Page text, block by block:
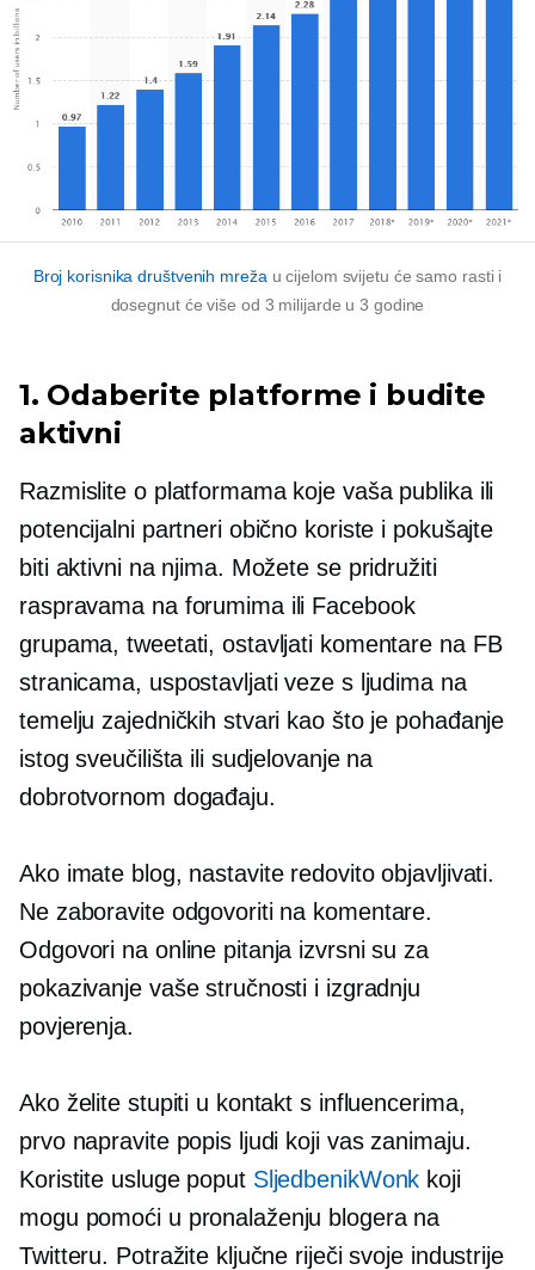
Broj korisnika društvenih mreža u cijelom svijetu će samo rasti i
dosegnut će više od 3 milijarde u 3 godine
1. Odaberite platforme i budite
aktivni
Razmislite o platformama koje vaša publika ili
potencijalni partneri obično koriste i pokušajte
biti aktivni na njima. Možete se pridružiti
raspravama na forumima ili Facebook
grupama, tweetati, ostavljati komentare na FB
stranicama, uspostavljati veze s ljudima na
temelju zajedničkih stvari kao što je pohađanje
istog sveučilišta ili sudjelovanje na
dobrotvornom događaju.
Ako imate blog, nastavite redovito objavljivati.
Ne zaboravite odgovoriti na komentare.
Odgovori na online pitanja izvrsni su za
pokazivanje vaše stručnosti i izgradnju
povjerenja.
Ako želite stupiti u kontakt s influencerima,
prvo napravite popis ljudi koji vas zanimaju.
Koristite usluge poput SljedbenikWonk koji
mogu pomoći u pronalaženju blogera na
Twitteru. Potražite ključne riječi svoje industrije